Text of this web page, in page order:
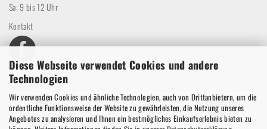
Diese Webseite verwendet Cookies und andere
Technologien
Wir verwenden Cookies und ähnliche Technologien, auch von Drittanbietern, um die
ordentliche Funktionsweise der Website zu gewährleisten, die Nutzung unseres
Angebotes zu analysieren und Ihnen ein bestmögliches Einkaufserlebnis bieten zu
Sa: 9 bis 12 Uhr
Kontakt